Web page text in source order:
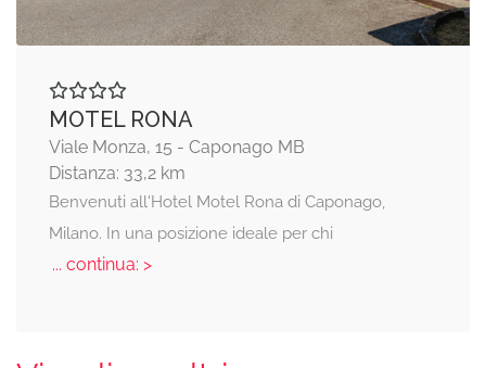
MOTEL RONA
Viale Monza, 15 - Caponago MB
Distanza: 33,2 km
Benvenuti all'Hotel Motel Rona di Caponago,
Milano. In una posizione ideale per chi
... continua: >